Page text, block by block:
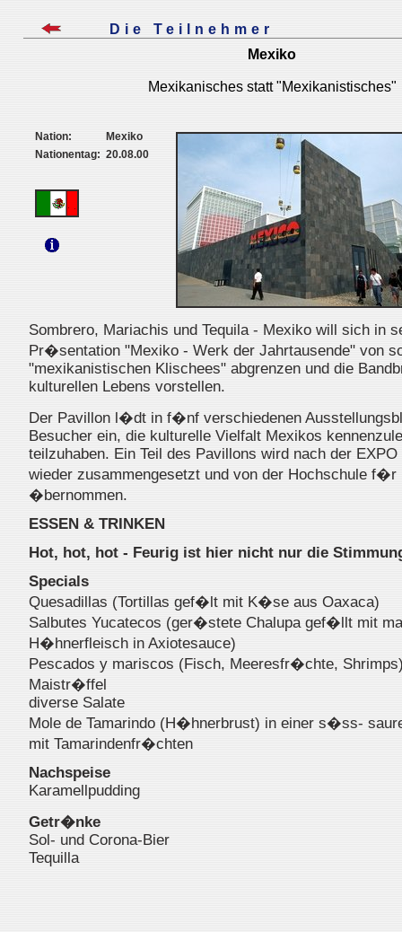
Die Teilnehmer
Mexiko
Mexikanisches statt "Mexikanistisches"
Nation:
Mexiko
Nationentag: 20.08.00
Sombrero, Mariachis und Tequila - Mexiko will sich in
Pr�sentation "Mexiko - Werk der Jahrtausende" von
"mexikanistischen Klischees" abgrenzen und die
kulturellen Lebens vorstellen.
Der Pavillon l�dt in f�nf verschiedenen
Besucher ein, die kulturelle Vielfalt Mexikos
teilzuhaben. Ein Teil des Pavillons wird nach der
wieder zusammengesetzt und von der Hochschule
�bernommen.
ESSEN & TRINKEN
Hot, hot, hot - Feurig ist hier nicht nur die
Specials
Quesadillas (Tortillas gef�lt mit K�se aus Oaxaca)
Salbutes Yucatecos (ger�stete Chalupa gef�llt mit
H�hnerfleisch in Axiotesauce)
Pescados y mariscos (Fisch, Meeresfr�chte,
Maistr�ffel
diverse Salate
Mole de Tamarindo (H�hnerbrust) in einer s�ss-
mit Tamarindenfr�chten
Nachspeise
Karamellpudding
Getr�nke
Sol- und Corona-Bier
Tequilla